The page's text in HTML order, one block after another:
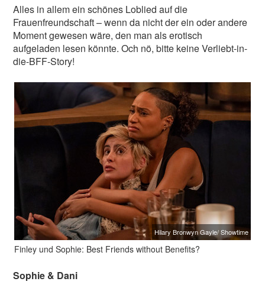
Alles in allem ein schönes Loblied auf die
Frauenfreundschaft – wenn da nicht der ein oder andere
Moment gewesen wäre, den man als erotisch
aufgeladen lesen könnte. Och nö, bitte keine Verliebt-in-
die-BFF-Story!
Hilary Bronwyn Gayle/ Showtime
Finley und Sophie: Best Friends without Benefits?
Sophie & Dani